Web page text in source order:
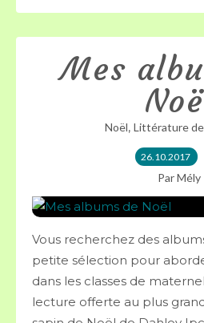
Mes
Noël, Littérature
26.10.2017
Par Mély
Vous recherchez des
petite sélection pour
dans les classes de
lecture offerte au plus